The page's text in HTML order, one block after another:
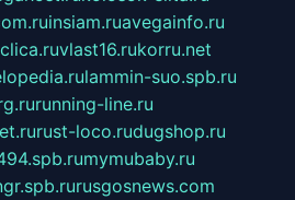
insiam.ruavegainfo.ru
vlast16.rukorru.net
lammin-suo.spb.ru
running-line.ru
rust-loco.rudugshop.ru
mymubaby.ru
rusgosnews.com